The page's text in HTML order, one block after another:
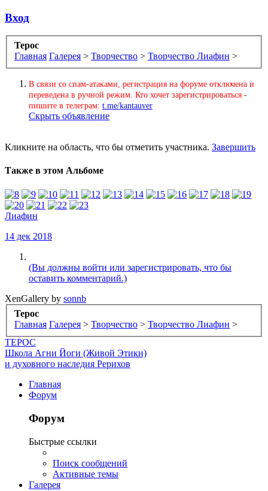
Вход
Терос
Главная Галерея > Творчество > Творчество Лиафин >
В связи со спам-атаками, регистрация на форуме отключена и
переведена в ручной режим. Кто хочет зарегистрироваться -
пишите в телеграм: t.me/kantauver
Скрыть объявление
Кликните на область, что бы отметить участника. Завершить
Также в этом Альбоме
Лиафин
14 дек 2018
(Вы должны войти или зарегистрировать, что бы
оставить комментарий.)
XenGallery by sonnb
Терос
Главная Галерея > Творчество > Творчество Лиафин >
ТЕРОС
Школа Агни Йоги (Живой Этики)
и духовного наследия Рерихов
Главная
Форум
Форум
Быстрые ссылки
Поиск сообщений
Активные темы
Галерея